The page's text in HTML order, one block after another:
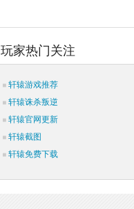
玩家热门关注
轩辕游戏推荐
轩辕诛杀叛逆
轩辕官网更新
轩辕截图
轩辕免费下载